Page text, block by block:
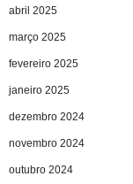
abril 2025
março 2025
fevereiro 2025
janeiro 2025
dezembro 2024
novembro 2024
outubro 2024